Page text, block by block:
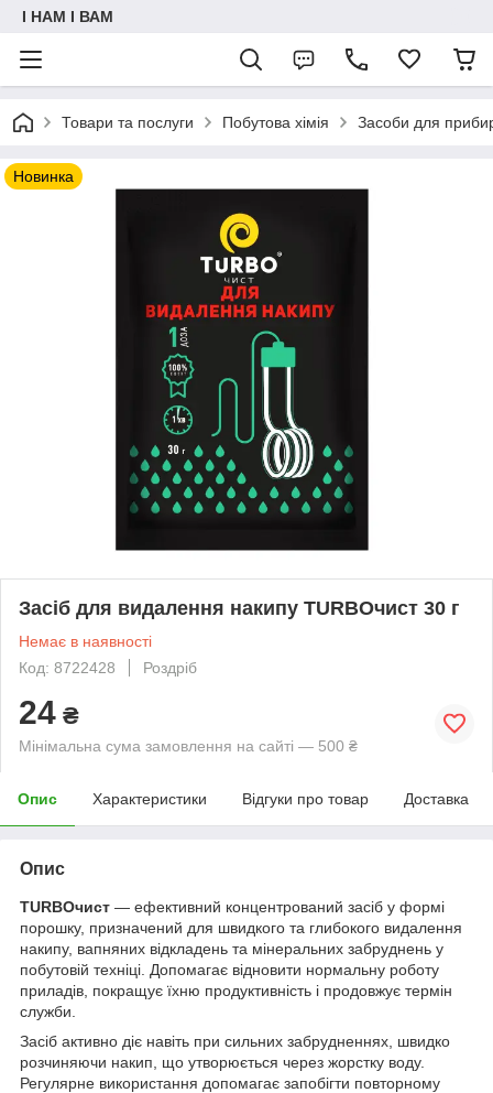
I НАМ I ВАМ
Товари та послуги Побутова хімія Засоби для
Новинка
Засіб для видалення накипу TURBOчист 30 г
Немає в наявності
Код: 8722428
Роздріб
24 ₴
Мінімальна сума замовлення на сайті — 500 ₴
Опис Характеристики Відгуки про товар Доставка
Опис
TURBOчист — ефективний концентрований засіб у формі
порошку, призначений для швидкого та глибокого видалення
накипу, вапняних відкладень та мінеральних забруднень у
побутовій техніці. Допомагає відновити нормальну роботу
приладів, покращує їхню продуктивність і продовжує термін
служби.
Засіб активно діє навіть при сильних забрудненнях, швидко
розчиняючи накип, що утворюється через жорстку воду.
Регулярне використання допомагає запобігти повторному